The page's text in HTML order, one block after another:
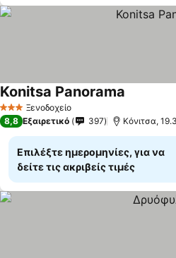
3 ΑστέριαΞενοδοχείο
Konitsa Panorama
8,8 Εξαιρετικό 397 Κόνιτσα,
Επιλέξτε ημερομηνίες, για να
δείτε τις ακριβείς τιμές